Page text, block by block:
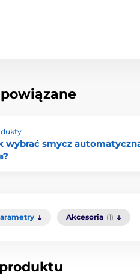
wybrać smycz
Akcesoria (1)